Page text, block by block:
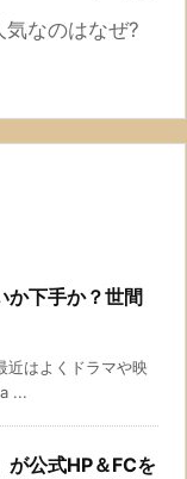
なのはなぜ?
か下手か？世間
近はよくドラマや映
...
が公式HP＆FCを